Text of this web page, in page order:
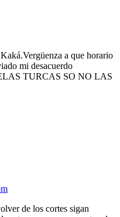
a que horario
mi desacuerdo
TURCAS SO NO LAS
de los cortes sigan